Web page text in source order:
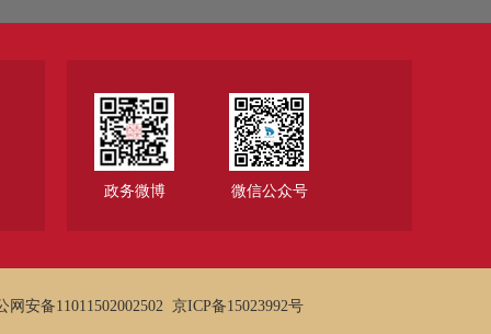
政务微博 微信公众号
网安备11011502002502 京ICP备15023992号